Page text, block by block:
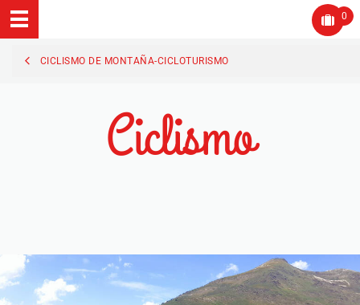
0
CICLISMO DE MONTAÑA-CICLOTURISMO
Ciclismo